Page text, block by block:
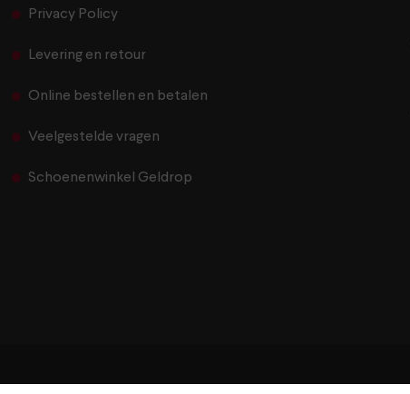
Privacy Policy
Levering en retour
Online bestellen en betalen
Veelgestelde vragen
Schoenenwinkel Geldrop